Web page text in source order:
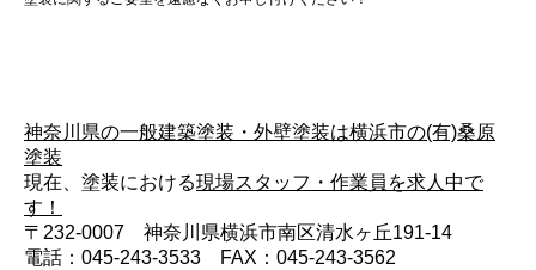
神奈川県の一般建築塗装・外壁塗装は横浜市の(有)桑原
塗装
現在、塗装における現場スタッフ・作業員を求人中で
す！
〒232-0007 神奈川県横浜市南区清水ヶ丘191-14
電話：045-243-3533 FAX：045-243-3562